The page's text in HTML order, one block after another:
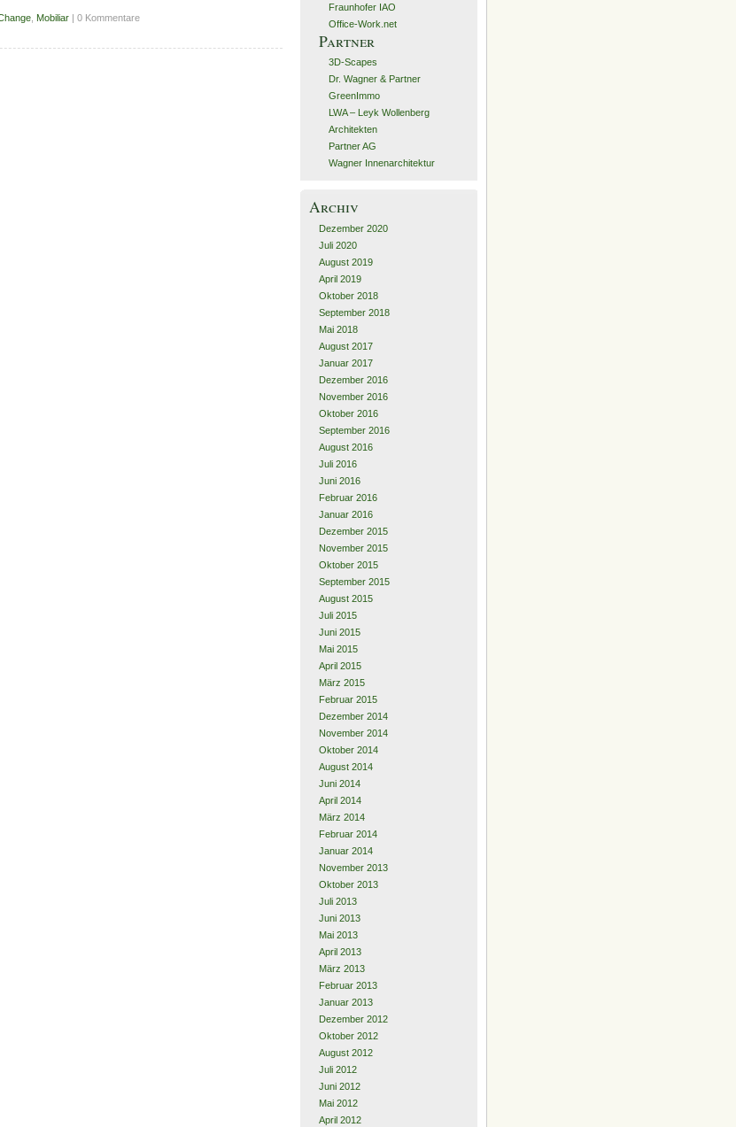
Mobiliar | 0 Kommentare
Fraunhofer IAO
Office-Work.net
Partner
3D-Scapes
Dr. Wagner & Partner
GreenImmo
LWA – Leyk Wollenberg
Architekten
Partner AG
Wagner Innenarchitektur
Archiv
Dezember 2020
Juli 2020
August 2019
April 2019
Oktober 2018
September 2018
Mai 2018
August 2017
Januar 2017
Dezember 2016
November 2016
Oktober 2016
September 2016
August 2016
Juli 2016
Juni 2016
Februar 2016
Januar 2016
Dezember 2015
November 2015
Oktober 2015
September 2015
August 2015
Juli 2015
Juni 2015
Mai 2015
April 2015
März 2015
Februar 2015
Dezember 2014
November 2014
Oktober 2014
August 2014
Juni 2014
April 2014
März 2014
Februar 2014
Januar 2014
November 2013
Oktober 2013
Juli 2013
Juni 2013
Mai 2013
April 2013
März 2013
Februar 2013
Januar 2013
Dezember 2012
Oktober 2012
August 2012
Juli 2012
Juni 2012
Mai 2012
April 2012